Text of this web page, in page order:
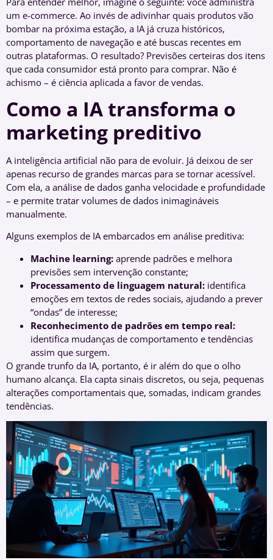
um e-commerce. Ao invés de adivinhar quais produtos vão
bombar na próxima estação, a IA já cruza históricos,
comportamento de navegação e até buscas recentes em
outras plataformas. O resultado? Previsões certeiras dos itens
que cada consumidor está pronto para comprar. Não é
achismo – é ciência aplicada a favor de vendas.
Como a IA transforma o
marketing preditivo
A inteligência artificial não para de evoluir. Já deixou de ser
apenas recurso de grandes marcas para se tornar acessível.
Com ela, a análise de dados ganha velocidade e profundidade
– e permite tratar volumes de dados inimagináveis
manualmente.
Alguns exemplos de IA embarcados em análise preditiva:
Machine learning: aprende padrões e melhora
previsões sem intervenção constante;
Processamento de linguagem natural: identifica
emoções em textos de redes sociais, ajudando a prever
“ondas” de interesse;
Reconhecimento de padrões em tempo real:
identifica mudanças de comportamento e tendências
assim que surgem.
O grande trunfo da IA, portanto, é ir além do que o olho
humano alcança. Ela capta sinais discretos, ou seja, pequenas
alterações comportamentais que, somadas, indicam grandes
tendências.